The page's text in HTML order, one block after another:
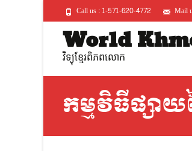
Call us : 1-571-620-4772 Mail
World
វិទ្យុខ្មែរពិភពលោក
កម្មវិធីផ្សាយ